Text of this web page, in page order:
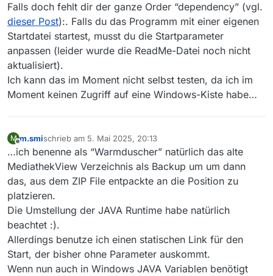
Falls doch fehlt dir der ganze Order “dependency” (vgl.
dieser Post):. Falls du das Programm mit einer eigenen
Startdatei startest, musst du die Startparameter
anpassen (leider wurde die ReadMe-Datei noch nicht
aktualisiert).
Ich kann das im Moment nicht selbst testen, da ich im
Moment keinen Zugriff auf eine Windows-Kiste habe…
M
Offline
m.smischrieb am 5. Mai 2025, 20:13
zuletzt editiert von
…ich benenne als “Warmduscher” natürlich das alte
MediathekView Verzeichnis als Backup um um dann
das, aus dem ZIP File entpackte an die Position zu
platzieren.
Die Umstellung der JAVA Runtime habe natürlich
beachtet :).
Allerdings benutze ich einen statischen Link für den
Start, der bisher ohne Parameter auskommt.
Wenn nun auch in Windows JAVA Variablen benötigt